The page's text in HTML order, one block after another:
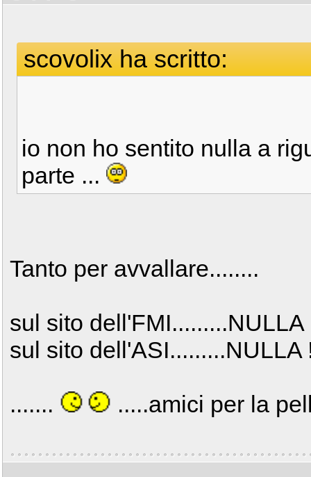
scovolix ha scritto:
io non ho sentito nulla a
parte ...
Tanto per avvallare........
sul sito
sul sito
....... .....amici per la